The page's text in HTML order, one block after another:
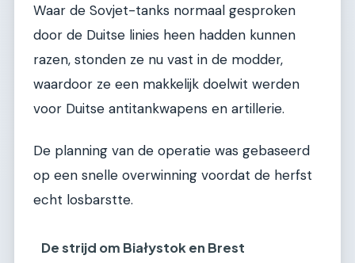
Waar de Sovjet-tanks normaal gesproken
door de Duitse linies heen hadden kunnen
razen, stonden ze nu vast in de modder,
waardoor ze een makkelijk doelwit werden
voor Duitse antitankwapens en artillerie.
De planning van de operatie was gebaseerd
op een snelle overwinning voordat de herfst
echt losbarstte.
De strijd om Białystok en Brest